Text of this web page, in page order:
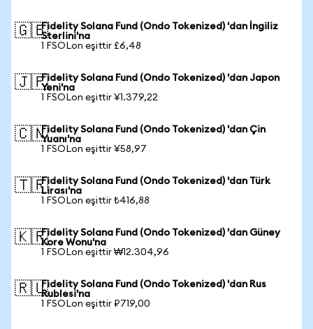
🇬🇧Fidelity Solana Fund (Ondo Tokenized) 'dan İngiliz
Sterlini'na
1 FSOLon eşittir £6,48
🇯🇵Fidelity Solana Fund (Ondo Tokenized) 'dan Japon
Yeni'na
1 FSOLon eşittir ¥1.379,22
🇨🇳Fidelity Solana Fund (Ondo Tokenized) 'dan Çin
Yuanı'na
1 FSOLon eşittir ¥58,97
🇹🇷Fidelity Solana Fund (Ondo Tokenized) 'dan Türk
Lirası'na
1 FSOLon eşittir ₺416,88
🇰🇷Fidelity Solana Fund (Ondo Tokenized) 'dan Güney
Kore Wonu'na
1 FSOLon eşittir ₩12.304,96
🇷🇺Fidelity Solana Fund (Ondo Tokenized) 'dan Rus
Rublesi'na
1 FSOLon eşittir ₽719,00